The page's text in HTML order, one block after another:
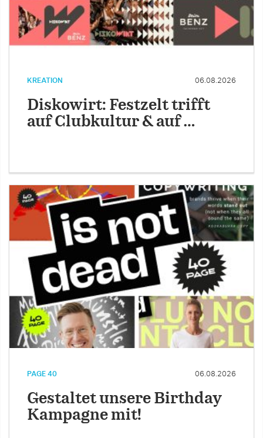
KREATION 06.08.2026
Diskowirt: Festzelt trifft
auf Clubkultur & auf …
PAGE 40 06.08.2026
Gestaltet unsere Birthday
Kampagne mit!